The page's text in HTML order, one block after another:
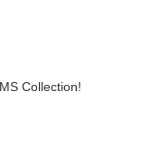
Collection!